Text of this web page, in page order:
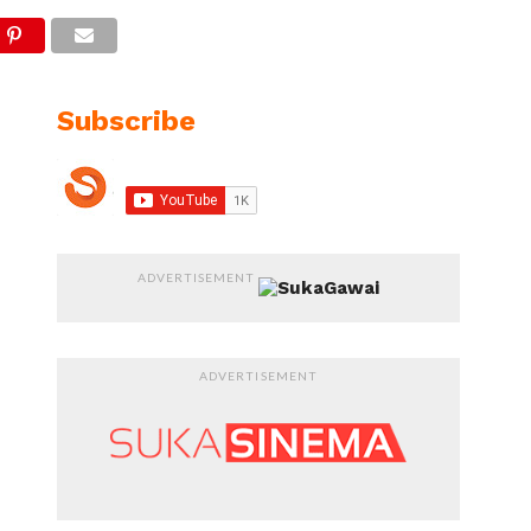
Subscribe
ADVERTISEMENT
ADVERTISEMENT